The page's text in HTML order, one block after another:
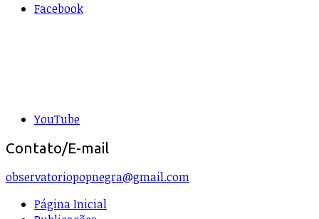
Facebook
YouTube
Contato/E-mail
observatoriopopnegra@gmail.com
Página Inicial